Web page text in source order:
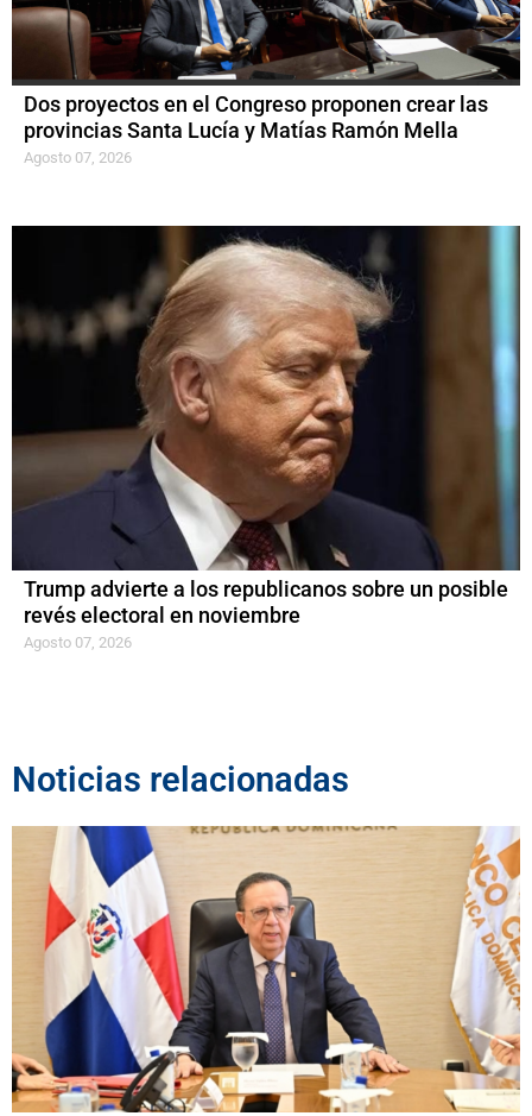
Dos proyectos en el Congreso proponen crear las
provincias Santa Lucía y Matías Ramón Mella
Agosto 07, 2026
Trump advierte a los republicanos sobre un posible
revés electoral en noviembre
Agosto 07, 2026
Noticias relacionadas